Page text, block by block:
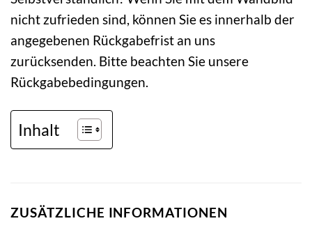
nicht zufrieden sind, können Sie es innerhalb der
angegebenen Rückgabefrist an uns
zurücksenden. Bitte beachten Sie unsere
Rückgabebedingungen.
Inhalt
ZUSÄTZLICHE INFORMATIONEN